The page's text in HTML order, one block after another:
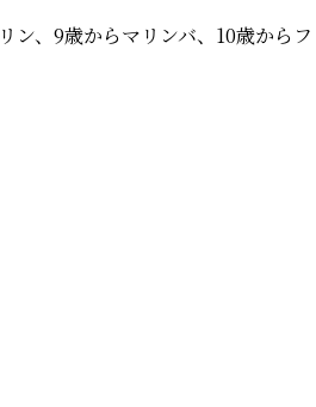
ン、9歳からマリンバ、10歳からフ